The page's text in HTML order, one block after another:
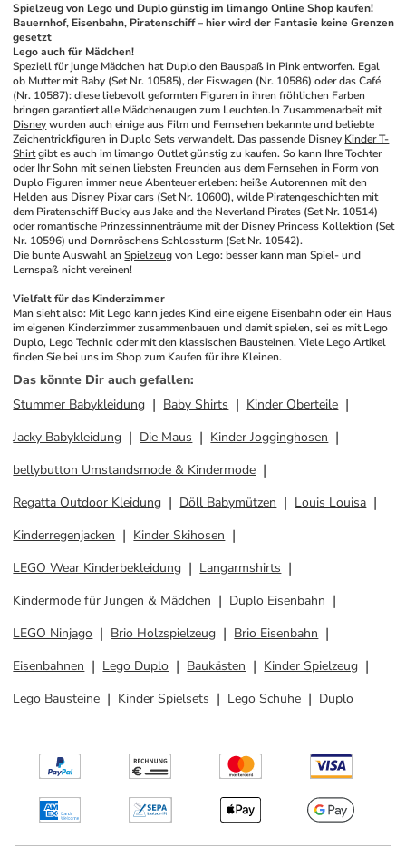
Spielzeug von Lego und Duplo günstig im limango Online Shop kaufen!
Bauernhof, Eisenbahn, Piratenschiff – hier wird der Fantasie keine Grenzen
gesetzt
Lego auch für Mädchen!
Speziell für junge Mädchen hat Duplo den Bauspaß in Pink entworfen. Egal
ob Mutter mit Baby (Set Nr. 10585), der Eiswagen (Nr. 10586) oder das Café
(Nr. 10587): diese liebevoll geformten Figuren in ihren fröhlichen Farben
bringen garantiert alle Mädchenaugen zum Leuchten.In Zusammenarbeit mit
Disney wurden auch einige aus Film und Fernsehen bekannte und beliebte
Zeichentrickfiguren in Duplo Sets verwandelt. Das passende Disney Kinder T-
Shirt gibt es auch im limango Outlet günstig zu kaufen. So kann Ihre Tochter
oder Ihr Sohn mit seinen liebsten Freunden aus dem Fernsehen in Form von
Duplo Figuren immer neue Abenteuer erleben: heiße Autorennen mit den
Helden aus Disney Pixar cars (Set Nr. 10600), wilde Piratengeschichten mit
dem Piratenschiff Bucky aus Jake and the Neverland Pirates (Set Nr. 10514)
oder romantische Prinzessinnenträume mit der Disney Princess Kollektion (Set
Nr. 10596) und Dornröschens Schlossturm (Set Nr. 10542).
Die bunte Auswahl an Spielzeug von Lego: besser kann man Spiel- und
Lernspaß nicht vereinen!
Vielfalt für das Kinderzimmer
Man sieht also: Mit Lego kann jedes Kind eine eigene Eisenbahn oder ein Haus
im eigenen Kinderzimmer zusammenbauen und damit spielen, sei es mit Lego
Duplo, Lego Technic oder mit den klassischen Bausteinen. Viele Lego Artikel
finden Sie bei uns im Shop zum Kaufen für ihre Kleinen.
Das könnte Dir auch gefallen:
Stummer Babykleidung
Baby Shirts
Kinder Oberteile
Jacky Babykleidung
Die Maus
Kinder Jogginghosen
bellybutton Umstandsmode & Kindermode
Regatta Outdoor Kleidung
Döll Babymützen
Louis Louisa
Kinderregenjacken
Kinder Skihosen
LEGO Wear Kinderbekleidung
Langarmshirts
Kindermode für Jungen & Mädchen
Duplo Eisenbahn
LEGO Ninjago
Brio Holzspielzeug
Brio Eisenbahn
Eisenbahnen
Lego Duplo Baukästen
Kinder Spielzeug
Lego Bausteine
Kinder Spielsets Lego Schuhe Duplo